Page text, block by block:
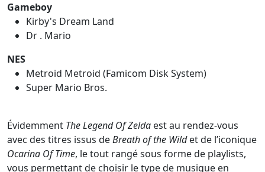
Gameboy
Kirby's Dream Land
Dr . Mario
NES
Metroid Metroid (Famicom Disk System)
Super Mario Bros.
Évidemment The Legend Of Zelda est au rendez-vous
avec des titres issus deBreath of the Wildet de l’iconique
Ocarina Of Time, le tout rangé sous forme de playlists,
vous permettant de choisir le type de musique en